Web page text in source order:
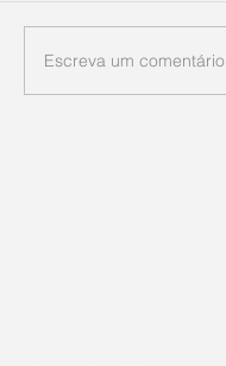
Escreva um comentário